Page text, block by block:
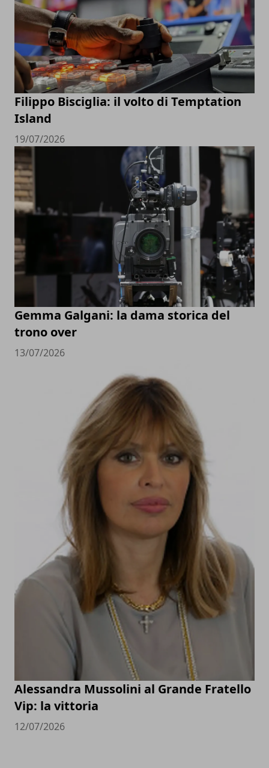
Filippo Bisciglia: il volto di Temptation
Island
19/07/2026
Gemma Galgani: la dama storica del
trono over
13/07/2026
Alessandra Mussolini al Grande Fratello
Vip: la vittoria
12/07/2026